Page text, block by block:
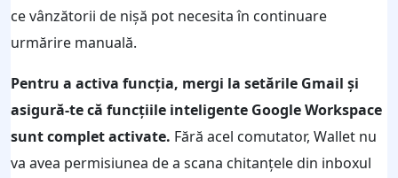
ce vânzătorii de nișă pot necesita în continuare
urmărire manuală.
Pentru a activa funcția, mergi la setările Gmail și
asigură-te că funcțiile inteligente Google Workspace
sunt complet activate. Fără acel comutator, Wallet nu
va avea permisiunea de a scana chitanțele din inboxul